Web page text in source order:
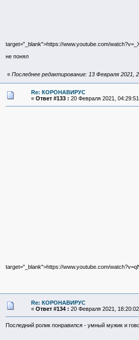
target="_blank">https://www.youtube.com/
не понял
« Последнее редактирование: 13 Февраля 2021,
Re: КОРОНАВИРУС
« Ответ #133 : 20 Февраля 2021,
target="_blank">https://www.youtube.com/
Re: КОРОНАВИРУС
« Ответ #134 : 20 Февраля 2021,
Последний ролик понравился - умный мужик и